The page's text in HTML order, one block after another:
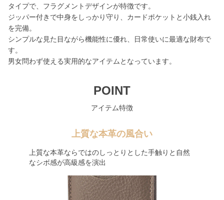
タイプで、フラグメントデザインが特徴です。
ジッパー付きで中身をしっかり守り、カードポケットと小銭入れ
を完備。
シンプルな見た目ながら機能性に優れ、日常使いに最適な財布で
す。
男女問わず使える実用的なアイテムとなっています。
POINT
アイテム特徴
上質な本革の風合い
上質な本革ならではのしっとりとした手触りと自然
なシボ感が高級感を演出